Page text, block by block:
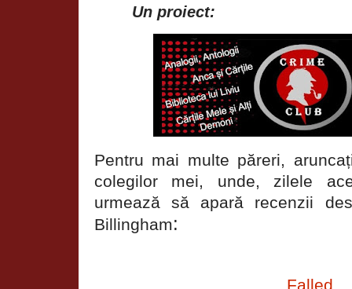
Un proiect:
Pentru mai multe păreri,
colegilor mei, unde, zilele
urmează să apară recenzii
Billingham:
Falled